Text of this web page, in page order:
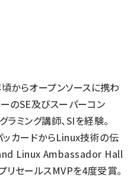
晴山佳須夫のヒント集！ (2000)
からオープンソースに携わ
のSE及びスーパーコン
ミング講師、SIを経験。
ッカードからLinux技術の伝
Linux Ambassador Hall
リセールスMVPを4度受賞。